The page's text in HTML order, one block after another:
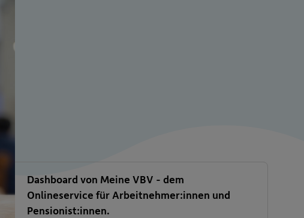
Dashboard von Meine VBV - dem
Onlineservice für Arbeitnehmer:innen und
Pensionist:innen.